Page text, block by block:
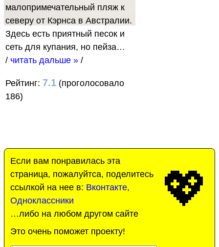
малопримечательный пляж к
северу от Кэрнса в Австралии.
Здесь есть приятный песок и
сеть для купания, но пейза…
/ читать дальше » /
Рейтинг: 7.1 (проголосовало
186)
💖
Если вам понравилась эта
страница, пожалуйтса, поделитесь
ссылкой на нее в: Вконтакте,
Одноклассники
…либо на любом другом сайте
Это очень поможет проекту!